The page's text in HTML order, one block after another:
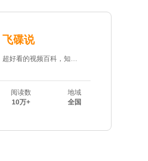
飞碟说
阅读数
10万+
地域
全国